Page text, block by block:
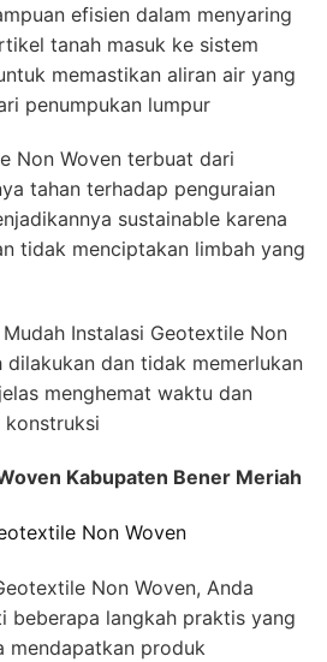
efisien dalam menyaring
tanah masuk ke sistem
memastikan aliran air yang
penumpukan lumpur
Non Woven terbuat dari
tahan terhadap penguraian
sustainable karena
tidak menciptakan limbah yang
Instalasi Geotextile Non
dilakukan dan tidak memerlukan
menghemat waktu dan
Kabupaten Bener Meriah
Non Woven
Non Woven, Anda
beberapa langkah praktis yang
mendapatkan produk